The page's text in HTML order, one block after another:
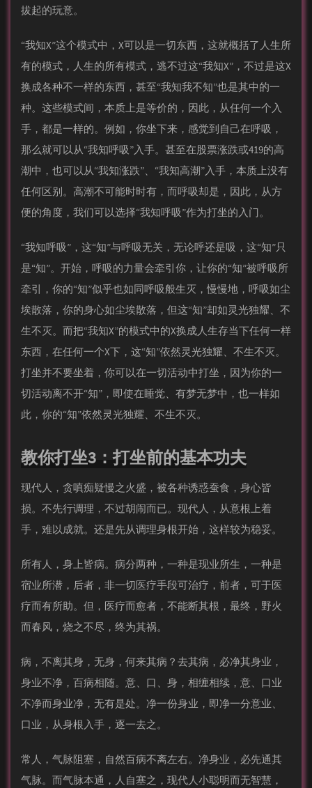
拔起的玩意。
“我知X”这个模式中，X可以是一切东西，这就概括了人生所
有的模式，人生的所有模式，逃不过这“我知X”，不过是这X
换成各种不一样的东西，甚至“我知我不知”也是其中的一
种。这些模式间，本质上是等价的，因此，从任何一个入
手，都是一样的。例如，你坐下来，感觉到自己在呼吸，
那么就可以从“我知呼吸”入手。甚至在股票涨跌或419的高
潮中，也可以从“我知涨跌”、“我知高潮”入手，本质上没有
任何区别。高潮不可能时时有，而呼吸却是，因此，从方
便的角度，我们可以选择“我知呼吸”作为打坐的入门。
“我知呼吸”，这“知”与呼吸无关，无论呼还是吸，这“知”只
是“知”。开始，呼吸的力量会牵引你，让你的“知”被呼吸所
牵引，你的“知”似乎也如同呼吸般生灭，慢慢地，呼吸如尘
埃散落，你的身心如尘埃散落，但这“知”却如灵光独耀、不
生不灭。而把“我知X”的模式中的X换成人生存当下任何一样
东西，在任何一个X下，这“知”依然灵光独耀、不生不灭。
打坐并不要坐着，你可以在一切活动中打坐，因为你的一
切活动离不开“知”，即使在睡觉、有梦无梦中，也一样如
此，你的“知”依然灵光独耀、不生不灭。
教你打坐3：打坐前的基本功夫
现代人，贪嗔痴疑慢之火盛，被各种诱惑蚕食，身心皆
损。不先行调理，不过胡闹而已。现代人，从意根上着
手，难以成就。还是先从调理身根开始，这样较为稳妥。
所有人，身上皆病。病分两种，一种是现业所生，一种是
宿业所潜，后者，非一切医疗手段可治疗，前者，可于医
疗而有所助。但，医疗而愈者，不能断其根，最终，野火
而春风，烧之不尽，终为其祸。
病，不离其身，无身，何来其病？去其病，必净其身业，
身业不净，百病相随。意、口、身，相缠相续，意、口业
不净而身业净，无有是处。净一份身业，即净一分意业、
口业，从身根入手，逐一去之。
常人，气脉阻塞，自然百病不离左右。净身业，必先通其
气脉。而气脉本通，人自塞之，现代人小聪明而无智慧，